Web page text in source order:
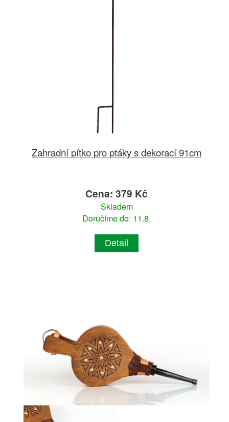
Zahradní pítko pro ptáky s dekorací 91cm
Cena: 379 Kč
Skladem
Doručíme do: 11.8.
Detail